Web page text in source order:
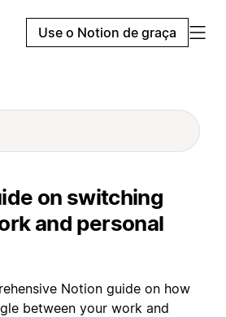
Use o Notion de graça
on switching
and personal
Notion guide on how
between your work and